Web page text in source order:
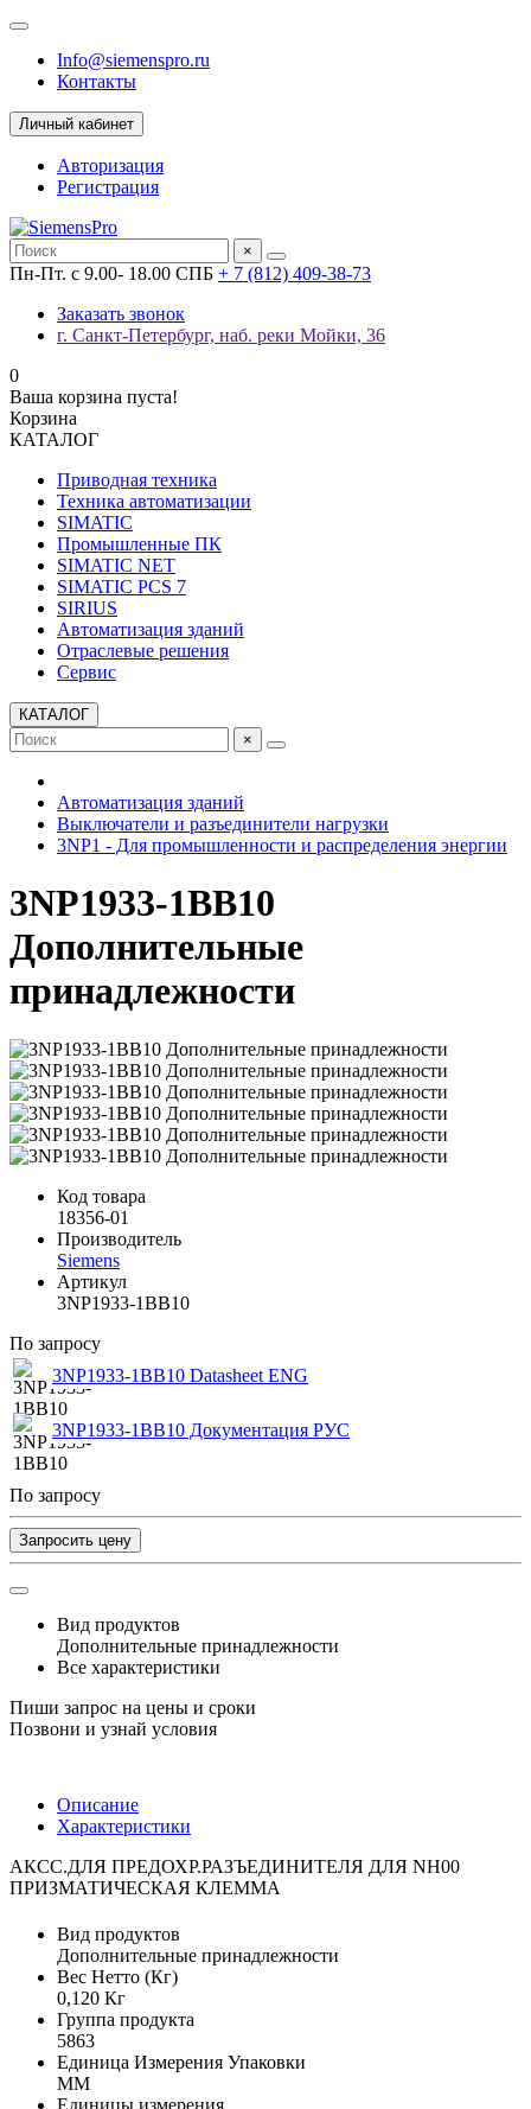
Info@siemenspro.ru
Контакты
Личный кабинет
Авторизация
Регистрация
×
Пн-Пт. с 9.00- 18.00 СПБ + 7 (812) 409-38-73
Заказать звонок
г. Санкт-Петербург, наб. реки Мойки, 36
0
Ваша корзина пуста!
Корзина
КАТАЛОГ
Приводная техника
Техника автоматизации
SIMATIC
Промышленные ПК
SIMATIC NET
SIMATIC PCS 7
SIRIUS
Автоматизация зданий
Отраслевые решения
Сервис
КАТАЛОГ
×
Автоматизация зданий
Выключатели и разъединители нагрузки
3NP1 - Для промышленности и распределения энергии
3NP1933-1BB10
Дополнительные
принадлежности
Код товара
18356-01
Производитель
Siemens
Артикул
3NP1933-1BB10
По запросу
3NP1933-1BB10 Datasheet ENG
3NP1933-1BB10 Документация РУС
По запросу
Запросить цену
Вид продуктов
Дополнительные принадлежности
Все характеристики
Пиши запрос на цены и сроки
Позвони и узнай условия
Описание
Характеристики
АКСС.ДЛЯ ПРЕДОХР.РАЗЪЕДИНИТЕЛЯ ДЛЯ NH00
ПРИЗМАТИЧЕСКАЯ КЛЕММА
Вид продуктов
Дополнительные принадлежности
Вес Нетто (Кг)
0,120 Кг
Группа продукта
5863
Единица Измерения Упаковки
MM